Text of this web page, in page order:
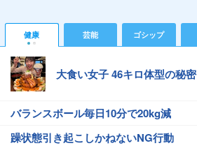
健康 芸能 ゴシップ
大食い女子 46キロ体型の秘密
バランスボール毎日10分で20kg減
躁状態引き起こしかねないNG行動